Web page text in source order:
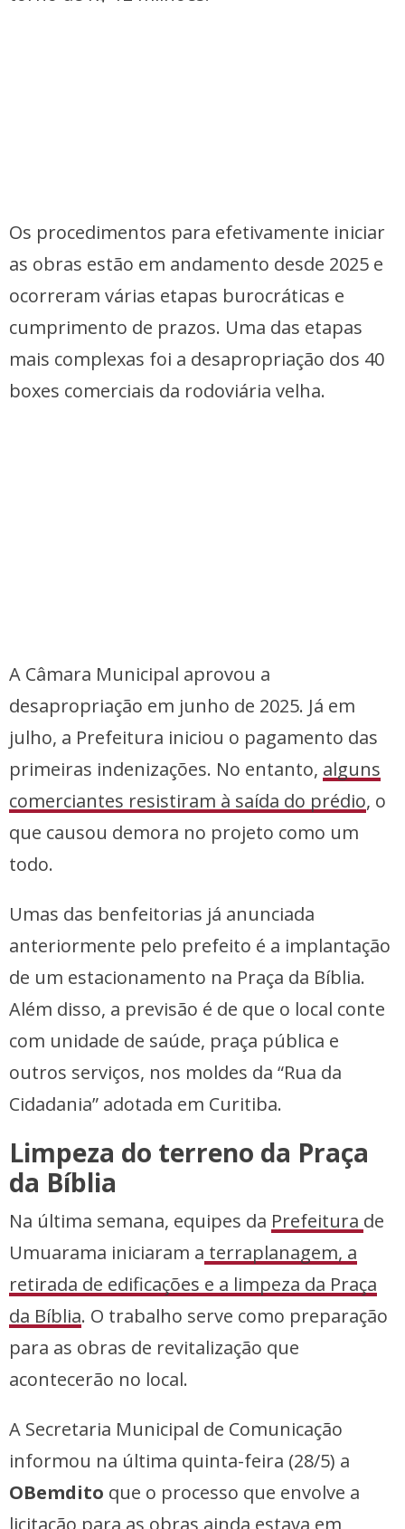
Os procedimentos para efetivamente iniciar
as obras estão em andamento desde 2025 e
ocorreram várias etapas burocráticas e
cumprimento de prazos. Uma das etapas
mais complexas foi a desapropriação dos 40
boxes comerciais da rodoviária velha.
A Câmara Municipal aprovou a
desapropriação em junho de 2025. Já em
julho, a Prefeitura iniciou o pagamento das
primeiras indenizações. No entanto, alguns
comerciantes resistiram à saída do prédio, o
que causou demora no projeto como um
todo.
Umas das benfeitorias já anunciada
anteriormente pelo prefeito é a implantação
de um estacionamento na Praça da Bíblia.
Além disso, a previsão é de que o local conte
com unidade de saúde, praça pública e
outros serviços, nos moldes da “Rua da
Cidadania” adotada em Curitiba.
Limpeza do terreno da Praça
da Bíblia
Na última semana, equipes da Prefeitura de
Umuarama iniciaram a terraplanagem, a
retirada de edificações e a limpeza da Praça
da Bíblia. O trabalho serve como preparação
para as obras de revitalização que
acontecerão no local.
A Secretaria Municipal de Comunicação
informou na última quinta-feira (28/5) a
OBemdito que o processo que envolve a
licitação para as obras ainda estava em